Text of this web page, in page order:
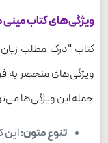
ویژگی‌های کتاب مینی
کتاب "درک مطلب زبان
ویژگی‌های منحصر به
جمله این ویژگی‌ها
تنوع متون:این